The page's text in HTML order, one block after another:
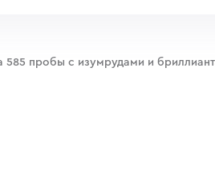
585 пробы c изумрудами и